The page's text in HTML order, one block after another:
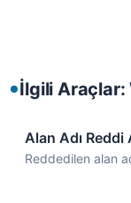
İlgili Araçlar:
Alan Adı Reddi
Reddedilen alan